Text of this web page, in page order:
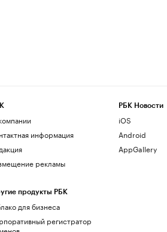
информация
рекламы
продукты РБК
для бизнеса
регистратор
РБК Новости
iOS
Android
AppGallery